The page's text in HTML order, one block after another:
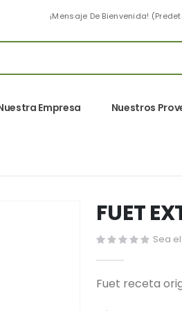
¡Mensaje De Bienvenida!
Empresa Nuestros
FUET
Sea
Fuet receta